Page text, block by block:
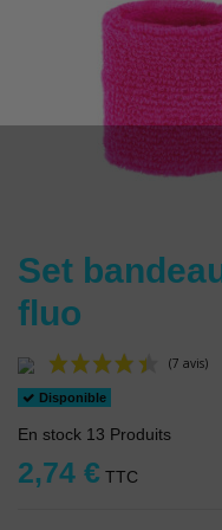
Set
fluo
Disponible
En stock 13 Produits
2,74 € TTC